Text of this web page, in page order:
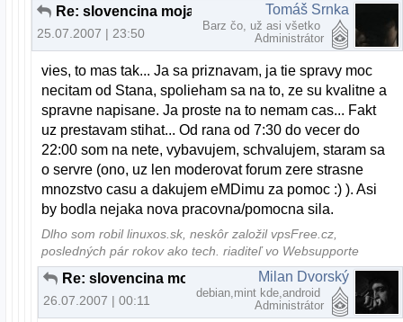
Re: slovencina moja rodna
25.07.2007 | 23:50
Tomáš Srnka
Barz čo, už asi všetko
Administrátor
vies, to mas tak... Ja sa priznavam, ja tie spravy moc
necitam od Stana, spolieham sa na to, ze su kvalitne a
spravne napisane. Ja proste na to nemam cas... Fakt
uz prestavam stihat... Od rana od 7:30 do vecer do
22:00 som na nete, vybavujem, schvalujem, staram sa
o servre (ono, uz len moderovat forum zere strasne
mnozstvo casu a dakujem eMDimu za pomoc :) ). Asi
by bodla nejaka nova pracovna/pomocna sila.
Dlho som robil linuxos.sk, neskôr založil vpsFree.cz,
posledných pár rokov ako tech. riaditeľ vo Websupporte
Re: slovencina moja rodna
26.07.2007 | 00:11
Milan Dvorský
debian,mint kde,android
Administrátor